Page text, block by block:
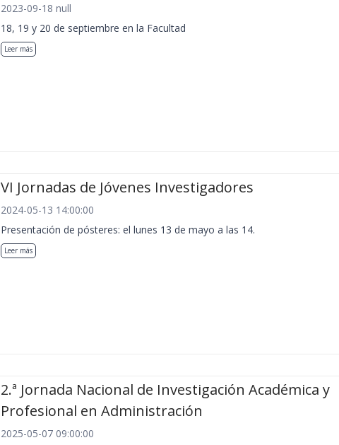
2023-09-18 null
18, 19 y 20 de septiembre en la Facultad
Leer más
VI Jornadas de Jóvenes Investigadores
2024-05-13 14:00:00
Presentación de pósteres: el lunes 13 de mayo a las 14.
Leer más
2.ª Jornada Nacional de Investigación Académica y
Profesional en Administración
2025-05-07 09:00:00